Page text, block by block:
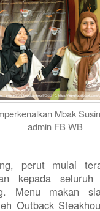
Mbak
admin FB WB
perut mulai
kepada
Menu makan
Outback